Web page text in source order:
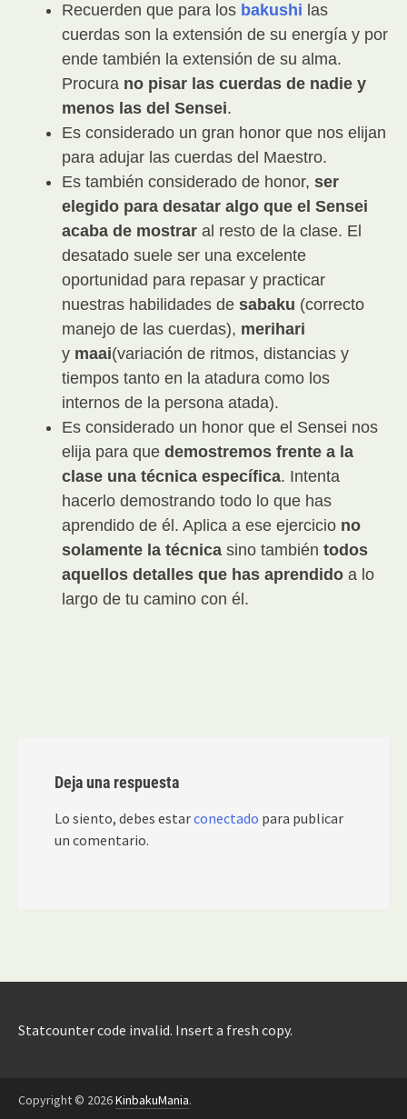
Recuerden que para los bakushi las
cuerdas son la extensión de su energía y por
ende también la extensión de su alma.
Procura no pisar las cuerdas de nadie y
menos las del Sensei.
Es considerado un gran honor que nos elijan
para adujar las cuerdas del Maestro.
Es también considerado de honor, ser
elegido para desatar algo que el Sensei
acaba de mostrar al resto de la clase. El
desatado suele ser una excelente
oportunidad para repasar y practicar
nuestras habilidades de sabaku (correcto
manejo de las cuerdas), merihari
y maai(variación de ritmos, distancias y
tiempos tanto en la atadura como los
internos de la persona atada).
Es considerado un honor que el Sensei nos
elija para que demostremos frente a la
clase una técnica específica. Intenta
hacerlo demostrando todo lo que has
aprendido de él. Aplica a ese ejercicio no
solamente la técnica sino también todos
aquellos detalles que has aprendido a lo
largo de tu camino con él.
Deja una respuesta
Lo siento, debes estarconectado para publicar
un comentario.
Statcounter code invalid. Insert a fresh copy.
Copyright © 2026KinbakuMania.